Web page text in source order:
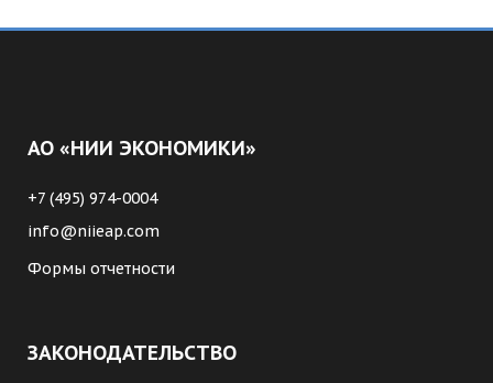
АО «НИИ ЭКОНОМИКИ»
+7 (495) 974-0004
info@niieap.com
Формы отчетности
ЗАКОНОДАТЕЛЬСТВО